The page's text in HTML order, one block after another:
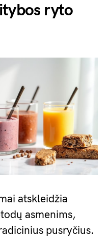
ryto
atskleidžia
asmenims,
pusryčius.